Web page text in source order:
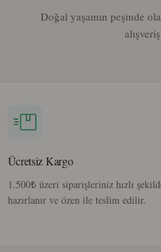
Doğal yaşamın peşinde
Ücretsiz Kargo
1.500₺ üzeri siparişleriniz hızlı
hazırlanır ve özen ile teslim edilir.